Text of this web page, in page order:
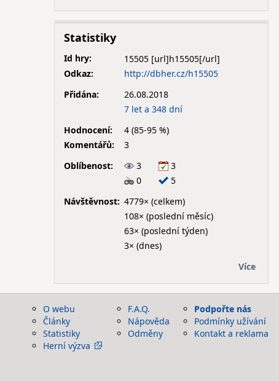
Statistiky
Id hry:
15505
Odkaz:
http://dbher.cz/h15505
Přidána:
26.08.2018
7 let a 348 dní
Hodnocení:
4 (85-95 %)
Komentářů:
3
Oblíbenost:
3
3
0
5
Návštěvnost: 4779× (celkem)
108× (poslední měsíc)
63× (poslední týden)
3× (dnes)
Více
O webu
Články
Statistiky
Herní výzva
F.A.Q.
Nápověda
Odměny
Podpořte nás
Podmínky užívání
Kontakt a reklama